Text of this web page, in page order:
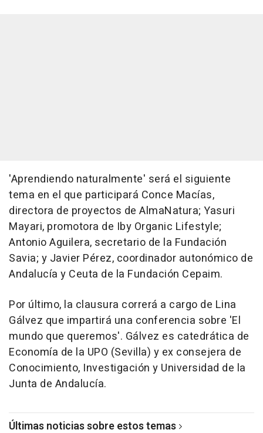
'Aprendiendo naturalmente' será el siguiente
tema en el que participará Conce Macías,
directora de proyectos de AlmaNatura; Yasuri
Mayari, promotora de Iby Organic Lifestyle;
Antonio Aguilera, secretario de la Fundación
Savia; y Javier Pérez, coordinador autonómico de
Andalucía y Ceuta de la Fundación Cepaim.
Por último, la clausura correrá a cargo de Lina
Gálvez que impartirá una conferencia sobre 'El
mundo que queremos'. Gálvez es catedrática de
Economía de la UPO (Sevilla) y ex consejera de
Conocimiento, Investigación y Universidad de la
Junta de Andalucía.
Últimas noticias sobre estos temas